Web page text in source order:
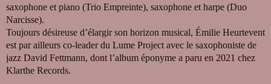
saxophone et piano (Trio Empreinte), saxophone et harpe (Duo
Narcisse).
Toujours désireuse d’élargir son horizon musical, Émilie Heurtevent
est par ailleurs co-leader du Lume Project avec le saxophoniste de
jazz David Fettmann, dont l’album éponyme a paru en 2021 chez
Klarthe Records.